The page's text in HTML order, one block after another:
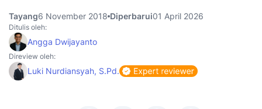
Tayang6 November 2018 Diperbarui01 April 2026
Ditulis oleh:
Angga Dwijayanto
Direview oleh:
Luki Nurdiansyah, S.Pd.